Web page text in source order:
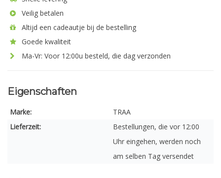
Veilig betalen
Altijd een cadeautje bij de bestelling
Goede kwaliteit
Ma-Vr: Voor 12:00u besteld, die dag verzonden
Eigenschaften
Marke:
TRAA
Lieferzeit:
Bestellungen, die vor 12:00
Uhr eingehen, werden noch
am selben Tag versendet